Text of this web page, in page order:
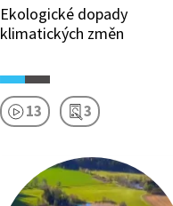
Ekologické dopady
klimatických změn
13 3